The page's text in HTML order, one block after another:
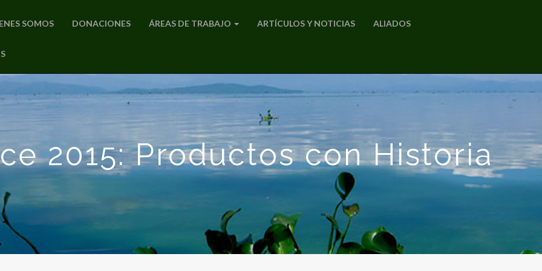
SOMOS DONACIONES ÁREAS DE TRABAJO ARTÍCULOS Y NOTICIAS ALIADOS
2015: Productos con Historia